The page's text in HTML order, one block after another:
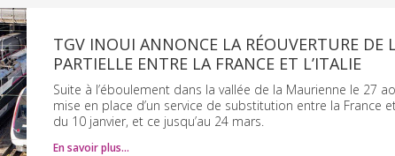
TGV INOUI ANNONCE LA RÉOUVERTURE DE
PARTIELLE ENTRE LA FRANCE ET L’ITALIE
Suite à l’éboulement dans la vallée de la Maurienne le 27
mise en place d’un service de substitution entre la France
du 10 janvier, et ce jusqu’au 24 mars.
En savoir plus…